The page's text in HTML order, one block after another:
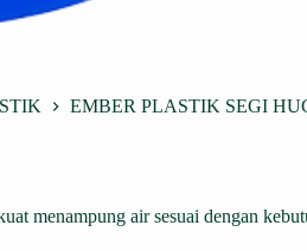
EMBER PLASTIK SEGI
air sesuai dengan